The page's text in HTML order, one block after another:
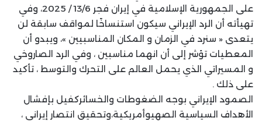
على الجمهورية الإسلامية في إيران فجر 13/6 / 2025، وفي
تهيأته أن الرد الإيراني سيكون استنساخًا لمواقف سابقة لن
يتعدى « سنرد في الزمان و المكان المناسبيين »، ويبدو أن
المعطيات تؤشر إلى أن انهما مناسبين ، وفي الرد الصاروخي
و المسيراتي الذي يحمل العالم على التحرك والتوسط ، تأكيد
على ذلك .
الصمود الإيراني بوجه الضغوطات والخسائركفيل بإفشال
الأهداف السياسية الصهيوأمريكية،وتحقيق انتصار إيراني ،